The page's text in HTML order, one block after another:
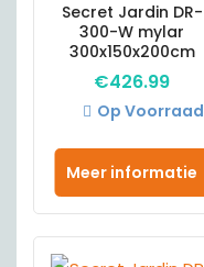
Secret Jardin DR-
300-W mylar
300x150x200cm
€426.99
Meer informatie
Op Voorraad